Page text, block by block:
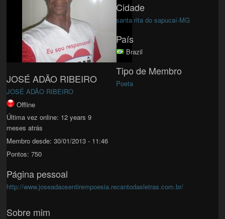
JOSÉ ADÃO RIBEIRO
JOSÉ ADÃO RIBEIRO
Offline
Última vez online: 12 years 9
meses atrás
Membro desde: 30/01/2013 - 11:46
Pontos: 750
Cidade
santa rita do sapucaí-MG
País
Brazil
Tipo de Membro
Poeta
Página pessoal
http://www.joseadaosentirempoesia.recantodasletras.com.br/
Sobre mim